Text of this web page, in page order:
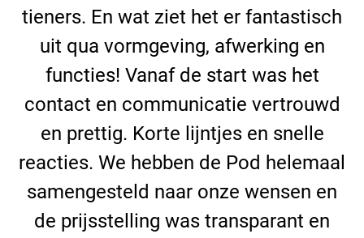
tieners. En wat ziet het er fantastisch
uit qua vormgeving, afwerking en
functies! Vanaf de start was het
contact en communicatie vertrouwd
en prettig. Korte lijntjes en snelle
reacties. We hebben de Pod helemaal
samengesteld naar onze wensen en
de prijsstelling was transparant en